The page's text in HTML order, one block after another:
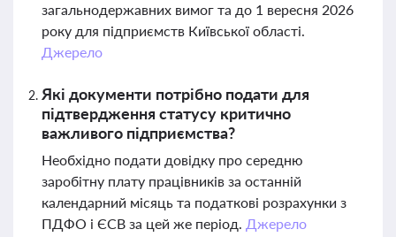
загальнодержавних вимог та до 1 вересня 2026
року для підприємств Київської області.
Джерело
Які документи потрібно подати для
підтвердження статусу критично
важливого підприємства?
Необхідно подати довідку про середню
заробітну плату працівників за останній
календарний місяць та податкові розрахунки з
ПДФО і ЄСВ за цей же період. Джерело